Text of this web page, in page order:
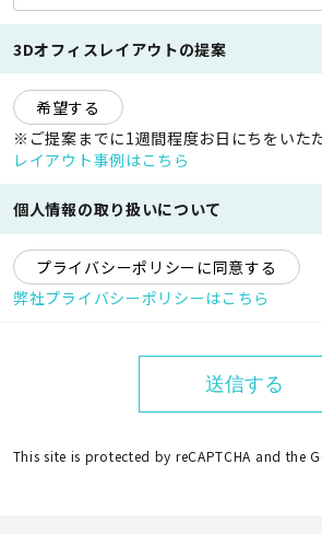
3Dオフィスレイアウトの提案
希望する
※ご提案までに1週間程度お日にちをいた
レイアウト事例はこちら
個人情報の取り扱いについて
プライバシーポリシーに同意する
弊社プライバシーポリシーはこちら
This site is protected by reCAPTCHA and the